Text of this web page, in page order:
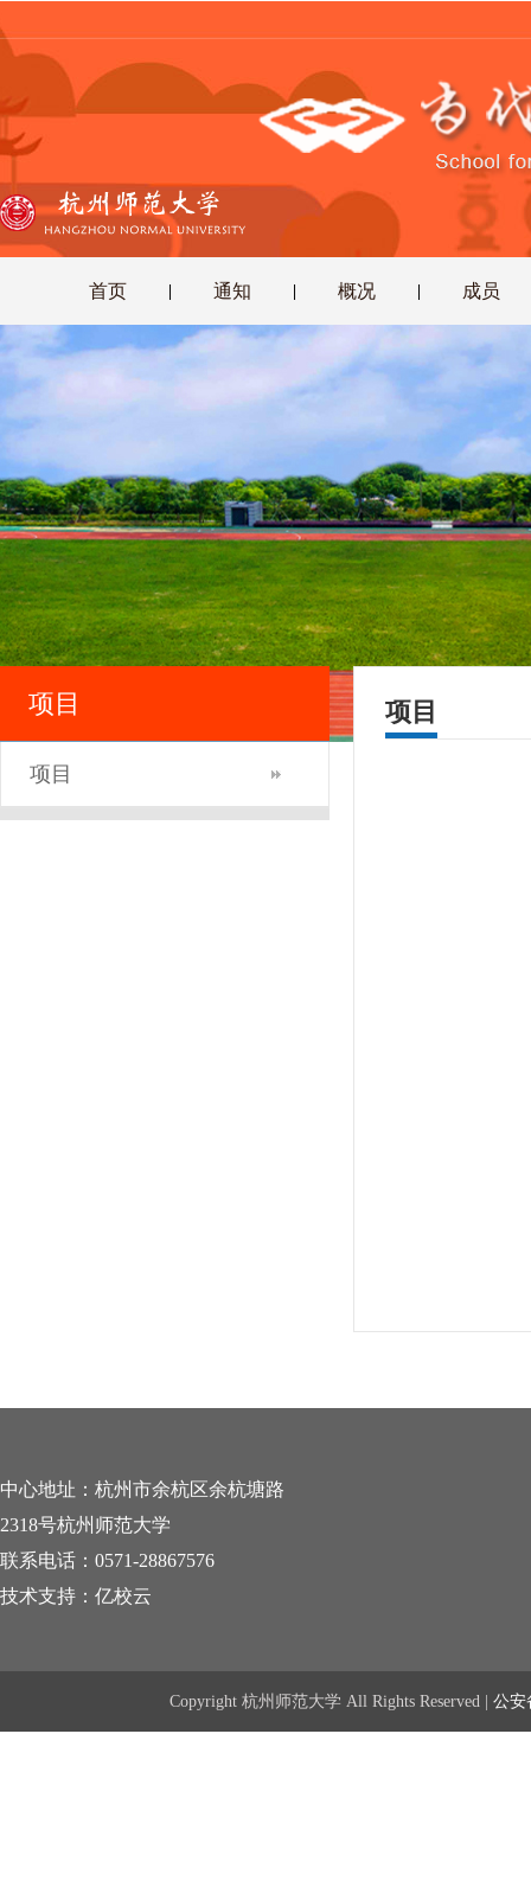
首页 通知 概况 成员
项目
项目
项目
中心地址：杭州市余杭区余杭塘路
2318号杭州师范大学
联系电话：0571-28867576
技术支持：亿校云
Copyright 杭州师范大学 All Rights Reserved | 公安